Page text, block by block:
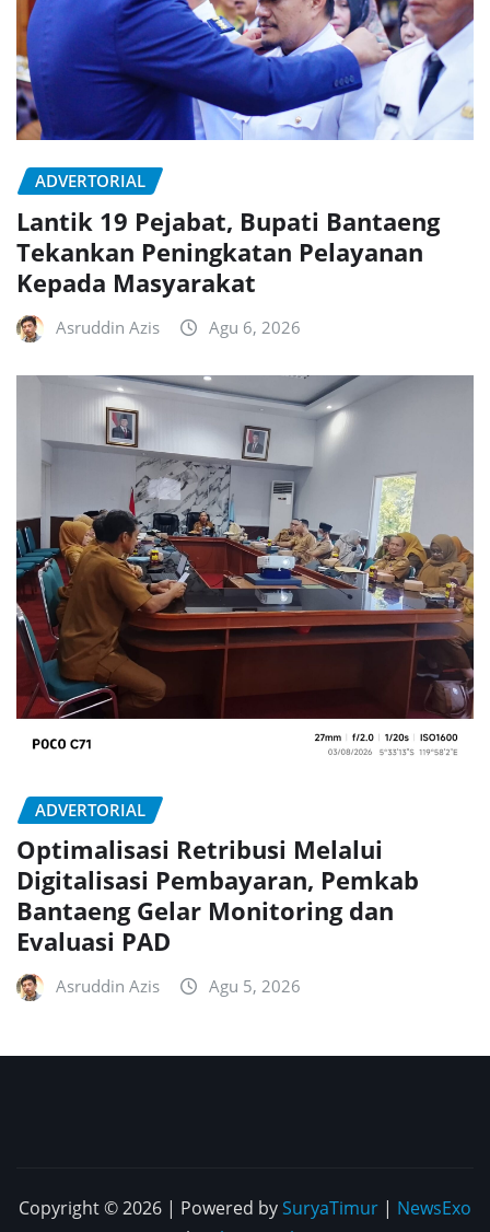
ADVERTORIAL
Lantik 19 Pejabat, Bupati Bantaeng
Tekankan Peningkatan Pelayanan
Kepada Masyarakat
Asruddin Azis Agu 6, 2026
ADVERTORIAL
Optimalisasi Retribusi Melalui
Digitalisasi Pembayaran, Pemkab
Bantaeng Gelar Monitoring dan
Evaluasi PAD
Asruddin Azis Agu 5, 2026
Copyright © 2026 | Powered bySuryaTimur | NewsExo